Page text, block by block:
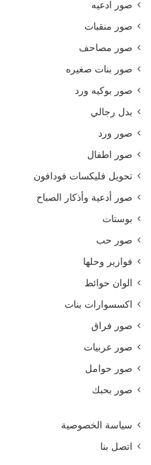
صور ادعيه
صور منقبات
صور مصاحف
صور بنات صغيره
صور بوكيه ورد
بدل رجالي
صور ورد
صور اطفال
تحويل فليكسات فودافون
صور أدعية وأذكار الصباح
بوستات
صور حب
فوازير وحلها
الوان حوائط
اكسسوارات بنات
صور فراق
صور عربيات
صور حوامل
صور بحبك
سياسة الخصوصية
اتصل بنا